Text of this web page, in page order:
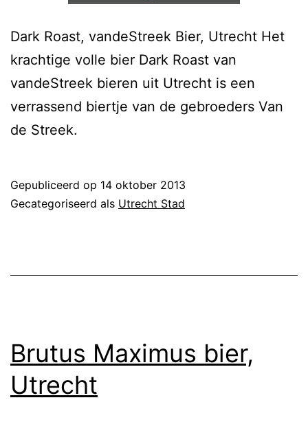
Dark Roast, vandeStreek Bier, Utrecht Het
krachtige volle bier Dark Roast van
vandeStreek bieren uit Utrecht is een
verrassend biertje van de gebroeders Van
de Streek.
Gepubliceerd op 14 oktober 2013
Gecategoriseerd als Utrecht Stad
Brutus Maximus bier,
Utrecht